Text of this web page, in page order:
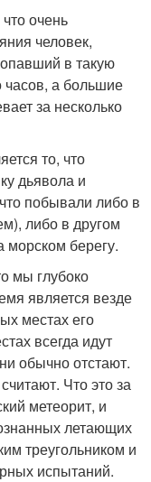
очень
человек,
в такую
часов, а большие
за несколько
то, что
дьявола и
побывали либо в
либо в другом
морском берегу.
мы глубоко
является везде
местах его
всегда идут
обычно отстают.
Что это за
метеорит, и
летающих
треугольником и
испытаний.